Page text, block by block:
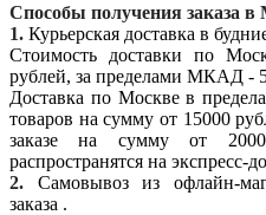
Способы получения заказа в
1. Курьерская доставка в
Стоимость доставки по
рублей, за пределами МКАД -
Доставка по Москве в
товаров на сумму от 15000
заказе на сумму от
распространятся на экспресс-
2.
Самовывоз из офлайн-
заказа .